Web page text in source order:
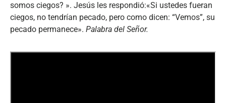
somos ciegos? ». Jesús les respondió:«Si ustedes fueran
ciegos, no tendrían pecado, pero como dicen: “Vemos”, su
pecado permanece». Palabra del Señor.